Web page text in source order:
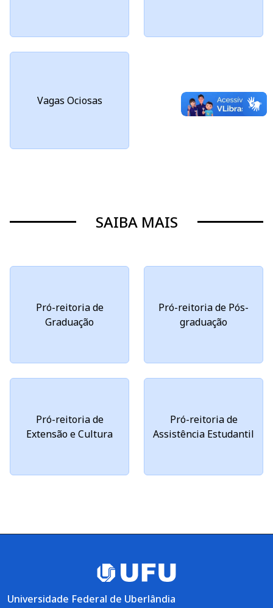
Vagas Ociosas
SAIBA MAIS
Pró-reitoria de
Graduação
Pró-reitoria de Pós-
graduação
Pró-reitoria de
Extensão e Cultura
Pró-reitoria de
Assistência Estudantil
Universidade Federal de Uberlândia